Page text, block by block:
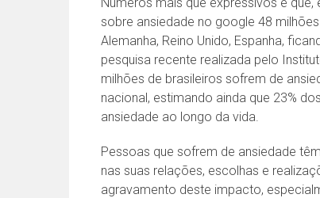
sobre ansiedade no google 48
Alemanha, Reino Unido, Espanha,
pesquisa recente realizada pelo
milhões de brasileiros sofrem de
nacional, estimando ainda que 23%
ansiedade ao longo da vida.
Pessoas que sofrem de ansiedade
nas suas relações, escolhas e
agravamento deste impacto,